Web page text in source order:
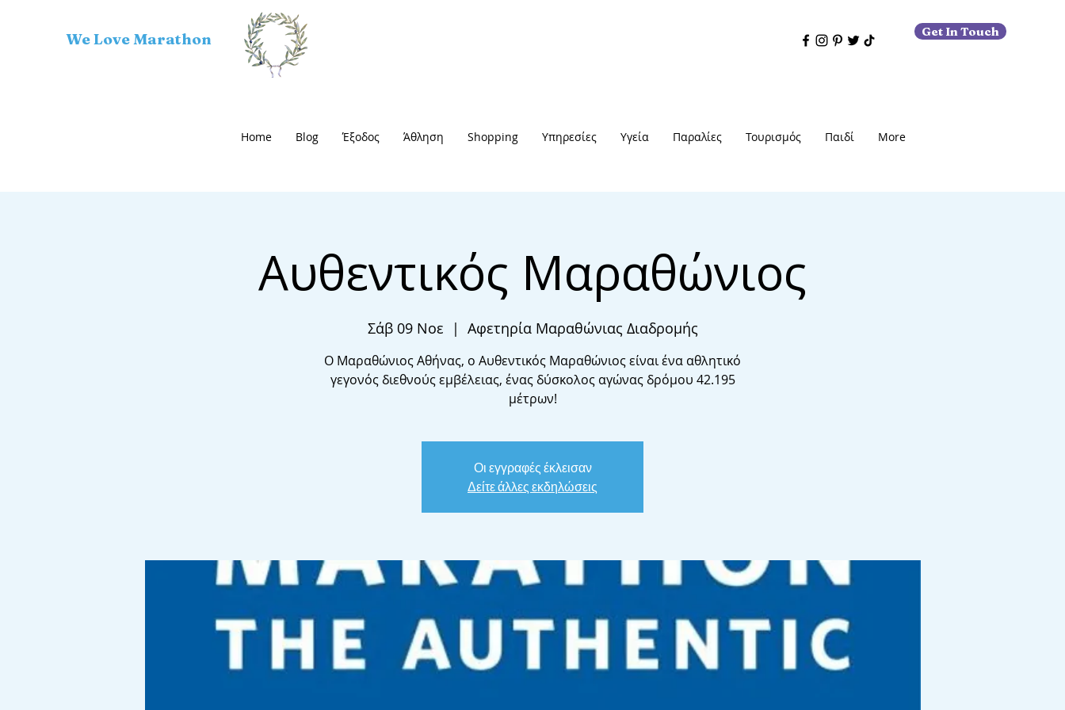
We Love Marathon Get In Touch
Home Blog Έξοδος Άθληση Shopping Υπηρεσίες Υγεία Παραλίες Τουρισμός Παιδί More
Αυθεντικός Μαραθώνιος
Σάβ 09 Νοε
  |
Αφετηρία Μαραθώνιας Διαδρομής
Ο Μαραθώνιος Αθήνας, ο Αυθεντικός Μαραθώνιος είναι ένα αθλητικό
γεγονός διεθνούς εμβέλειας, ένας δύσκολος αγώνας δρόμου 42.195
μέτρων!
Οι εγγραφές έκλεισαν
Δείτε άλλες εκδηλώσεις